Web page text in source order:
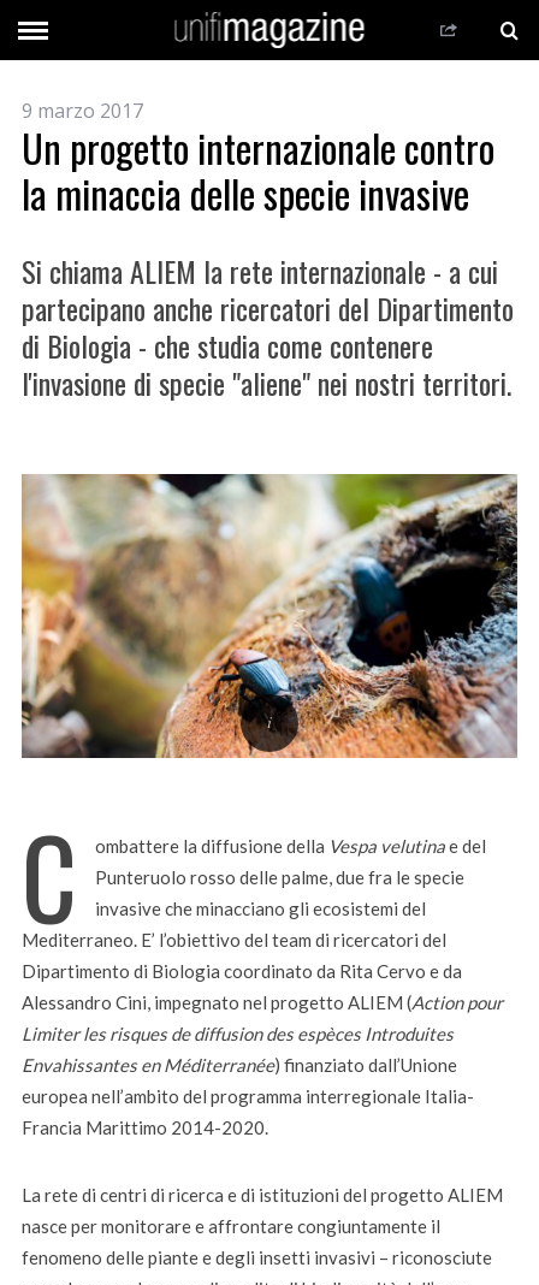
9 marzo 2017
Un progetto internazionale contro
la minaccia delle specie invasive
Si chiama ALIEM la rete internazionale - a cui
partecipano anche ricercatori del Dipartimento
di Biologia - che studia come contenere
l'invasione di specie "aliene" nei nostri territori.
C ombattere la diffusione della Vespa velutinae del
Punteruolo rosso delle palme, due fra le specie
invasive che minacciano gli ecosistemi del
Mediterraneo. E’ l’obiettivo del team di ricercatori del
Dipartimento di Biologia coordinato da Rita Cervo e da
Alessandro Cini, impegnato nel progetto ALIEM (Action pour
Limiter les risques de diffusion des espèces Introduites
Envahissantes en Méditerranée) finanziato dall’Unione
europea nell’ambito del programma interregionale Italia-
Francia Marittimo 2014-2020.
La rete di centri di ricerca e di istituzioni del progetto ALIEM
nasce per monitorare e affrontare congiuntamente il
fenomeno delle piante e degli insetti invasivi – riconosciute